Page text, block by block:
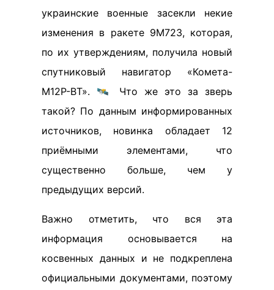
украинские военные засекли некие
изменения в ракете 9М723, которая,
по их утверждениям, получила новый
спутниковый навигатор «Комета-
М12Р-ВТ». 🛰️ Что же это за зверь
такой? По данным информированных
источников, новинка обладает 12
приёмными элементами, что
существенно больше, чем у
предыдущих версий.
Важно отметить, что вся эта
информация основывается на
косвенных данных и не подкреплена
официальными документами, поэтому